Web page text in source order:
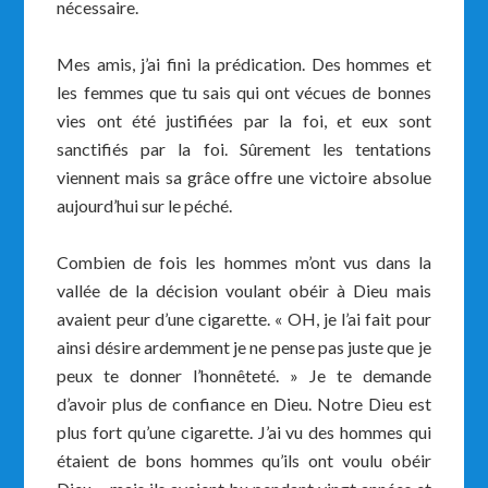
nécessaire.
Mes amis, j’ai fini la prédication. Des hommes et
les femmes que tu sais qui ont vécues de bonnes
vies ont été justifiées par la foi, et eux sont
sanctifiés par la foi. Sûrement les tentations
viennent mais sa grâce offre une victoire absolue
aujourd’hui sur le péché.
Combien de fois les hommes m’ont vus dans la
vallée de la décision voulant obéir à Dieu mais
avaient peur d’une cigarette. « OH, je l’ai fait pour
ainsi désire ardemment je ne pense pas juste que je
peux te donner l’honnêteté. » Je te demande
d’avoir plus de confiance en Dieu. Notre Dieu est
plus fort qu’une cigarette. J’ai vu des hommes qui
étaient de bons hommes qu’ils ont voulu obéir